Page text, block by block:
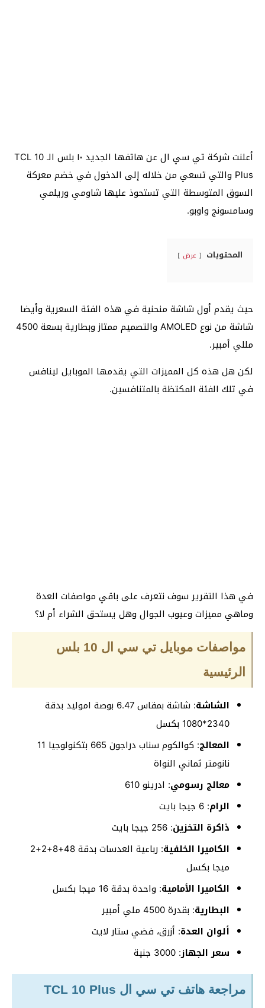
أعلنت شركة تي سي ال عن هاتفها الجديد ١٠ بلس الـ TCL 10
Plus والتي تسعي من خلاله إلى الدخول في خضم معركة
السوق المتوسطة التي تستحوذ عليها شاومي وريلمي
وسامسونج واوبو.
المحتويات عرض
حيث يقدم أول شاشة منحنية في هذه الفئة السعرية وأيضا
شاشة من نوع AMOLED والتصميم ممتاز وبطارية بسعة 4500
مللي أمبير.
لكن هل هذه كل المميزات التي يقدمها الموبايل لينافس
في تلك الفئة المكتظة بالمتنافسين.
في هذا التقرير سوف نتعرف على باقي مواصفات العدة
وماهي مميزات وعيوب الجوال وهل يستحق الشراء أم لا؟
مواصفات موبايل تي سي ال 10 بلس
الرئيسية
الشاشة
: شاشة بمقاس 6.47 بوصة اموليد بدقة
2340*1080 بكسل
المعالج
: كوالكوم سناب دراجون 665 بتكنولوجيا 11
نانومتر ثماني النواة
معالج رسومي: ادرينو 610
الرام: 6 جيجا بايت
ذاكرة التخزين: 256 جيجا بايت
الكاميرا الخلفية
: رباعية العدسات بدقة 48+8+2+2
ميجا بكسل
الكاميرا الأمامية: واحدة بدقة 16 ميجا بكسل
البطارية: بقدرة 4500 ملي أمبير
ألوان العدة: أزرق، فضي ستار لايت
سعر الجهاز: 3000 جنية
مراجعة هاتف تي سي ال TCL 10 Plus